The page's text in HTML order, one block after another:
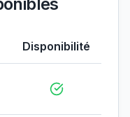
Disponibilité